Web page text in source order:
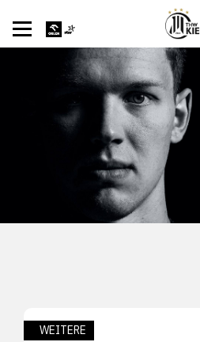
WEITERE